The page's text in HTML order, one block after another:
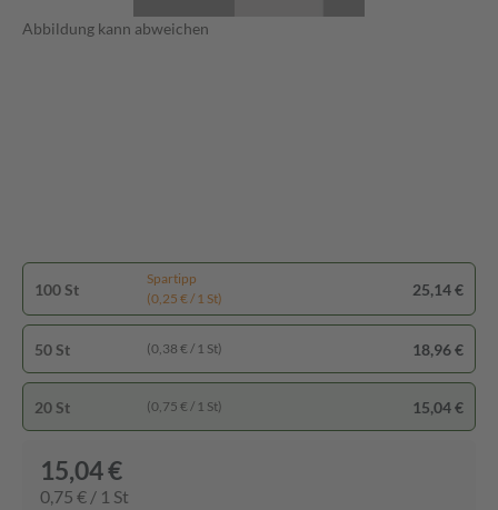
Abbildung kann abweichen
100 St
Spartipp
(0,25 € / 1 St)
25,14 €
50 St (0,38 € / 1 St) 18,96 €
20 St (0,75 € / 1 St) 15,04 €
15,04 €
0,75 € / 1 St